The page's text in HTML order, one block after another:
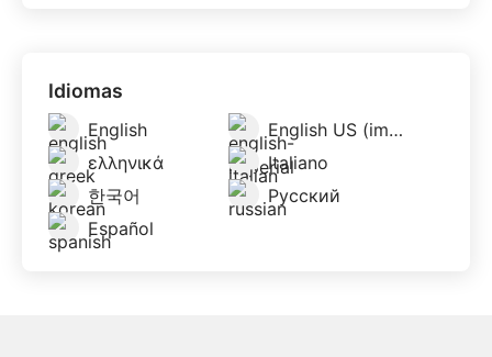
Idiomas
English
English US (imperial)
ελληνικά
Italiano
한국어
Русский
Español